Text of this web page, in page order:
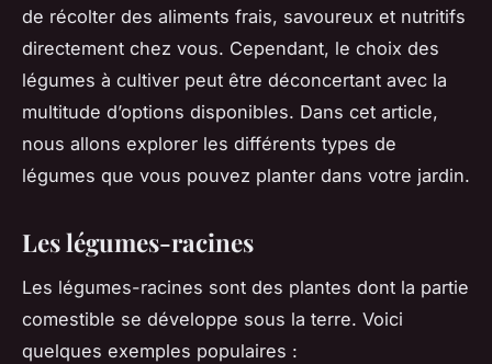
de récolter des aliments frais, savoureux et nutritifs
directement chez vous. Cependant, le choix des
légumes à cultiver peut être déconcertant avec la
multitude d’options disponibles. Dans cet article,
nous allons explorer les différents types de
légumes que vous pouvez planter dans votre jardin.
Les légumes-racines
Les légumes-racines sont des plantes dont la partie
comestible se développe sous la terre. Voici
quelques exemples populaires :